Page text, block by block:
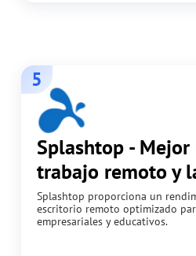
5
Splashtop -
trabajo remoto y
Splashtop proporciona un
escritorio remoto optimizado
empresariales y educativos.